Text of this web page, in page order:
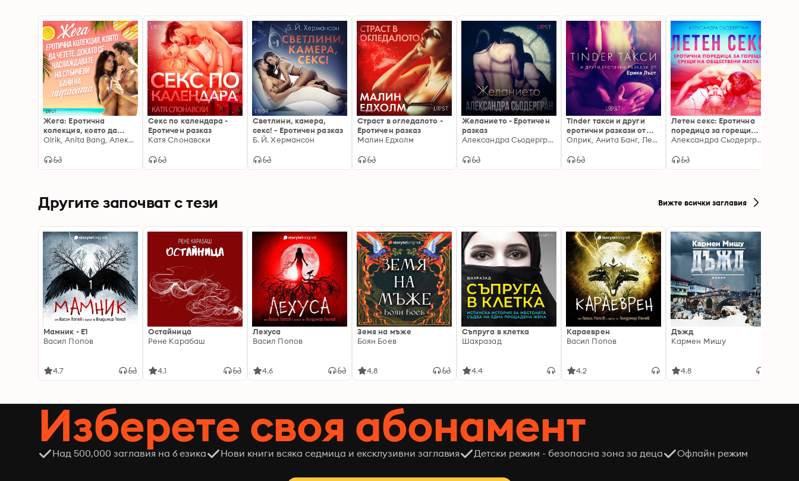
Жега: Еротична
колекция, която да
четете, докато се
слънчеви бани на
Olrik, Anita Bang, Александра Сьодергран
Секс по календара -
Еротичен разказ
Катя Слонавски
Светлини, камера,
секс! - Еротичен разказ
Б. Й. Хермансон
Страст в огледалото -
Еротичен разказ
Малин Едхолм
Желанието - Еротичен
разказ
Александра Сьодергран
Tinder такси и други
еротични разкази от
Ерика Лъст
Олрик, Анита Банг, Леа Линд, Сара Сков, Сисили Росдал
Летен секс: Еротична
поредица за горещи
срещи на обществениАлександра Сьодергран
Другите започват с тези Вижте всички заглавия
Мамник - E1
Васил Попов
4.7
Остайница
Рене Карабаш
4.1
Лехуса
Васил Попов
4.6
Земя на мъже
Боян Боев
4.8
Съпруга в клетка
Шахразад
4.4
Караеврен
Васил Попов
4.2
Дъжд
Кармен Мишу
4.8
Изберете своя абонамент
Над 500,000 заглавия на 6 езика Нови книги всяка седмица и ексклузивни заглавия Детски режим - безопасна зона за деца Офлайн режим